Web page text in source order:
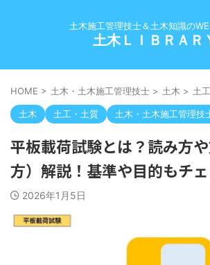
土木施工管理技士＆土木知識の
土木ＬＩＢＲＡＲ
HOME > 土木・土木施工管理技士 > 土木 > 土
土木 土工・土質 土木・土木施工管理技
平板載荷試験とは？読み方
方）解説！基準や目的もチ
2026年1月5日